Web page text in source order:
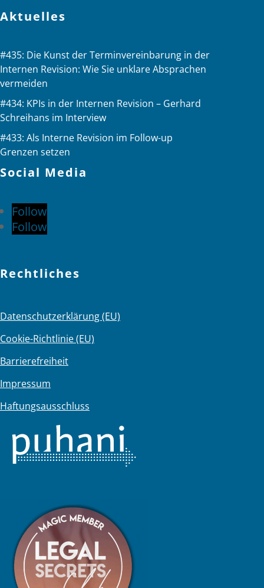
Aktuelles
#435: Die Kunst der Terminvereinbarung in der
Internen Revision: Wie Sie unklare Absprachen
vermeiden
#434: KPIs in der Internen Revision – Gerhard
Schreihans im Interview
#433: Als Interne Revision im Follow-up
Grenzen setzen
Social Media
Follow
Follow
Rechtliches
Datenschutzerklärung (EU)
Cookie-Richtlinie (EU)
Barrierefreiheit
Impressum
Haftungsausschluss